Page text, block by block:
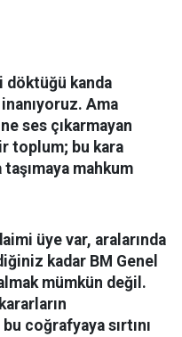
döktüğü kanda
Ama
ses çıkarmayan
toplum; bu kara
mahkum
üye var, aralarında
kadar BM Genel
mümkün değil.
coğrafyaya sırtını